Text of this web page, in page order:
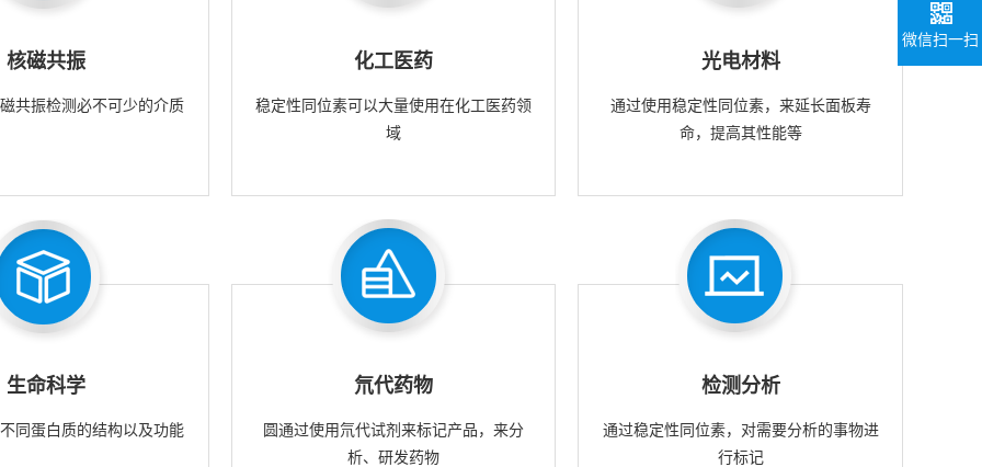
核磁共振
共振检测必不可少的介质
化工医药
稳定性同位素可以大量使用在化工医药领
域
光电材料
通过使用稳定性同位素，来延长面板寿
命，提高其性能等
生命科学
同蛋白质的结构以及功能
氘代药物
圆通过使用氘代试剂来标记产品，来分
析、研发药物
检测分析
通过稳定性同位素，对需要分析的事物进
行标记
微信扫一扫